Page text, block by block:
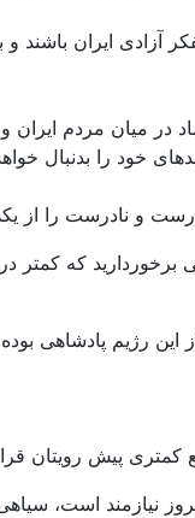
آزادی ایران
میان مردم ایران
خود را بدنبال
و نادرست را از
که کمتر
این رژیم پادشاهی
کمتری پیش رویتان
است،